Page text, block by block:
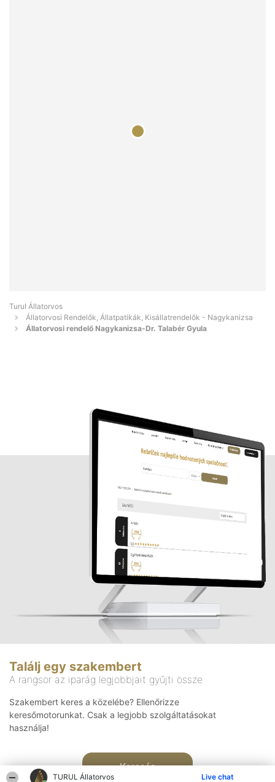
TURUL Állatorvos Live chat
Turul Állatorvos
Állatorvosi Rendelők, Állatpatikák, Kisállatrendelők - Nagykanizsa
Állatorvosi rendelő Nagykanizsa-Dr. Talabér Gyula
Találj egy szakembert
A rangsor az iparág legjobbjait gyűjti össze
Szakembert keres a közelébe? Ellenőrizze
keresőmotorunkat. Csak a legjobb szolgáltatásokat
használja!
Keresés